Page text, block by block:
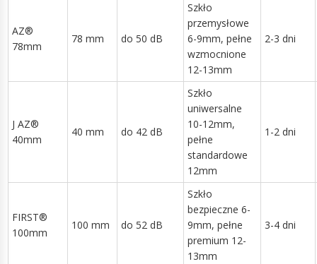
AZ®
78mm
78 mm do 50 dB
Szkło
przemysłowe
6-9mm, pełne
wzmocnione
12-13mm
2-3 dni
J AZ®
40mm
40 mm do 42 dB
Szkło
uniwersalne
10-12mm,
pełne
standardowe
12mm
1-2 dni
FIRST®
100mm
100 mm do 52 dB
Szkło
bezpieczne 6-
9mm, pełne
premium 12-
13mm
3-4 dni